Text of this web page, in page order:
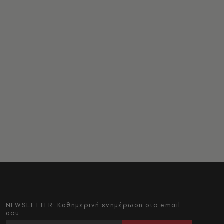
NEWSLETTER: Καθημερινή ενημέρωση στο email
σου